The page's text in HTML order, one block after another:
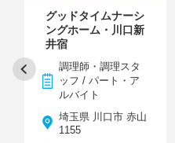
グッドタイムナーシ
ングホーム・川口新
井宿
調理師・調理スタ
ッフ / パート・ア
ルバイト
埼玉県 川口市 赤山
1155